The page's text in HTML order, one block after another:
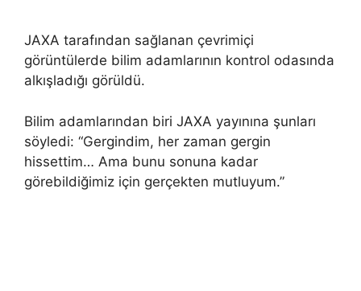
JAXA tarafından sağlanan çevrimiçi
görüntülerde bilim adamlarının kontrol odasında
alkışladığı görüldü.
Bilim adamlarından biri JAXA yayınına şunları
söyledi: “Gergindim, her zaman gergin
hissettim… Ama bunu sonuna kadar
görebildiğimiz için gerçekten mutluyum.”